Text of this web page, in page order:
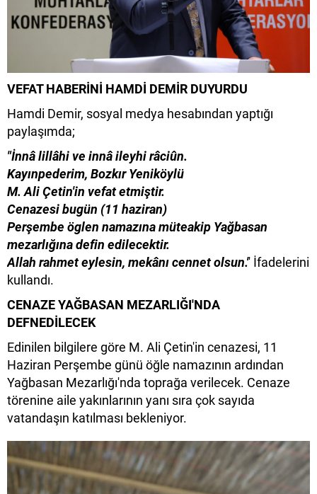
VEFAT HABERİNİ HAMDİ DEMİR DUYURDU
Hamdi Demir, sosyal medya hesabından yaptığı
paylaşımda;
"İnnâ lillâhi ve innâ ileyhi râciûn.
Kayınpederim, Bozkır Yeniköylü
M. Ali Çetin'in vefat etmiştir.
Cenazesi bugün (11 haziran)
Perşembe öglen namazına müteakip Yağbasan
mezarlığına defin edilecektir.
Allah rahmet eylesin, mekânı cennet olsun.'' İfadelerini
kullandı.
CENAZE YAĞBASAN MEZARLIĞI'NDA
DEFNEDİLECEK
Edinilen bilgilere göre M. Ali Çetin'in cenazesi, 11
Haziran Perşembe günü öğle namazının ardından
Yağbasan Mezarlığı'nda toprağa verilecek. Cenaze
törenine aile yakınlarının yanı sıra çok sayıda
vatandaşın katılması bekleniyor.